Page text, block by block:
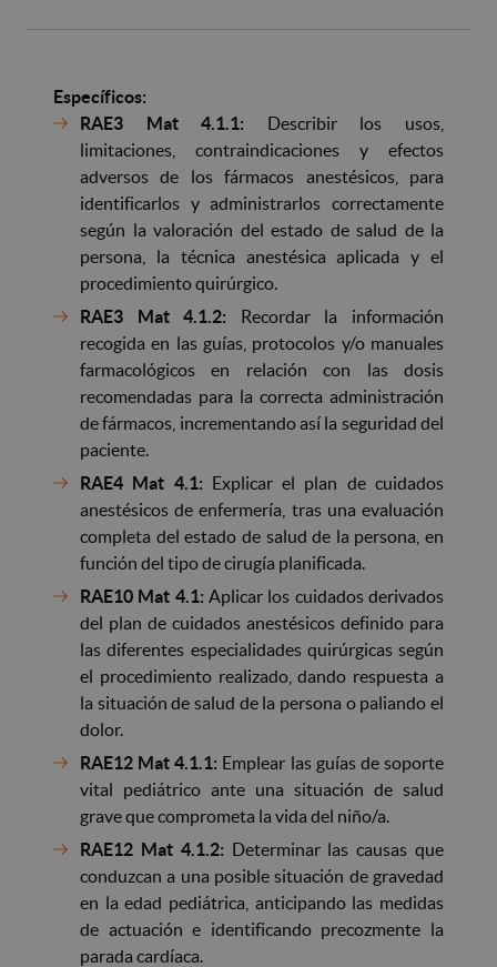
Específicos:
RAE3 Mat 4.1.1: Describir los usos,
limitaciones, contraindicaciones y efectos
adversos de los fármacos anestésicos, para
identificarlos y administrarlos correctamente
según la valoración del estado de salud de la
persona, la técnica anestésica aplicada y el
procedimiento quirúrgico.
RAE3 Mat 4.1.2: Recordar la información
recogida en las guías, protocolos y/o manuales
farmacológicos en relación con las dosis
recomendadas para la correcta administración
de fármacos, incrementando así la seguridad del
paciente.
RAE4 Mat 4.1: Explicar el plan de cuidados
anestésicos de enfermería, tras una evaluación
completa del estado de salud de la persona, en
función del tipo de cirugía planificada.
RAE10 Mat 4.1: Aplicar los cuidados derivados
del plan de cuidados anestésicos definido para
las diferentes especialidades quirúrgicas según
el procedimiento realizado, dando respuesta a
la situación de salud de la persona o paliando el
dolor.
RAE12 Mat 4.1.1: Emplear las guías de soporte
vital pediátrico ante una situación de salud
grave que comprometa la vida del niño/a.
RAE12 Mat 4.1.2: Determinar las causas que
conduzcan a una posible situación de gravedad
en la edad pediátrica, anticipando las medidas
de actuación e identificando precozmente la
parada cardíaca.